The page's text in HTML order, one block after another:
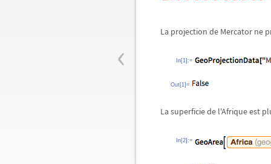
‹
La projection de Mercator ne
In[1]:=
Out[1]=
La superficie de l'Afrique est
In[2]:=